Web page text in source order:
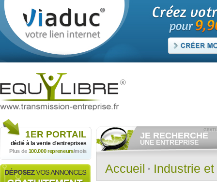
1ER PORTAIL
dédié à la vente d'entreprises
Plus de 100.000 repreneurs/mois
JE RECHERCHE
UNE ENTREPRISE
Consulter gratuitementles
vendre.
Et/ou déposergratuitement
Accueil Industrie